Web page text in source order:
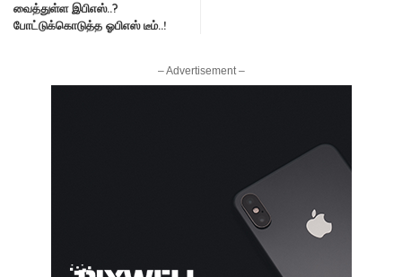
வைத்துள்ள இபிஎஸ்..?
போட்டுக்கொடுத்த ஓபிஎஸ் டீம்..!
– Advertisement –